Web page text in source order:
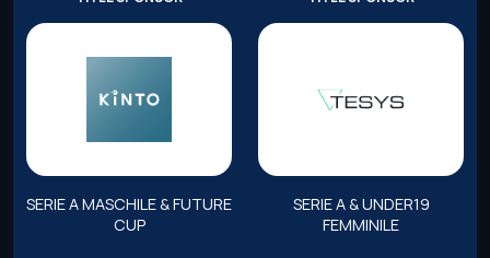
SERIE A MASCHILE & FUTURE
CUP
SERIE A & UNDER19
FEMMINILE